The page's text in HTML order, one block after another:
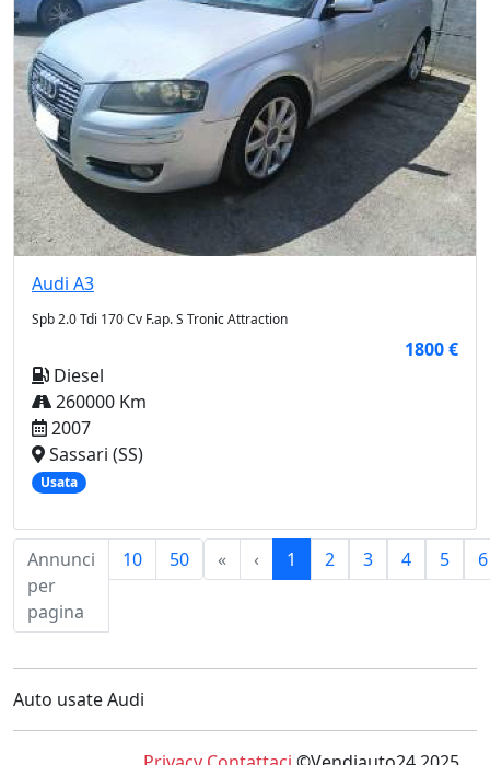
Audi A3
Spb 2.0 Tdi 170 Cv F.ap. S Tronic Attraction
1800 €
Diesel
260000 Km
2007
Sassari (SS)
Usata
Annunci
per
pagina
10 50 «First‹ Previous
1 2 3 4 5 6
Auto usate Audi